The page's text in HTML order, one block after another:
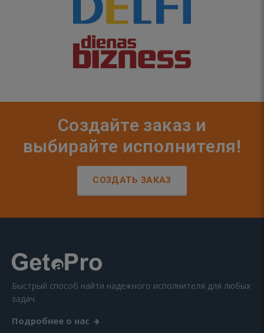
Создайте заказ и
выбирайте исполнителя!
СОЗДАТЬ ЗАКАЗ
Быстрый способ найти надежного исполнителя для любых
задач.
Подробнее о нас